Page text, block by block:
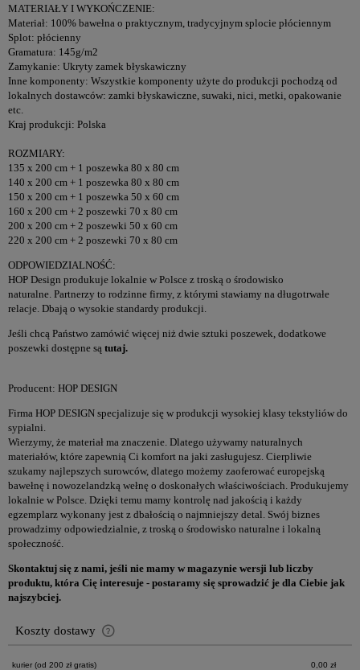
MATERIAŁY I WYKOŃCZENIE:
Materiał: 100% bawełna o praktycznym, tradycyjnym splocie płóciennym
Splot: płócienny
Gramatura: 145g/m2
Zamykanie: Ukryty zamek błyskawiczny
Inne komponenty: Wszystkie komponenty użyte do produkcji pochodzą od
lokalnych dostawców: zamki błyskawiczne, suwaki, nici, metki, opakowanie
etc.
Kraj produkcji: Polska
ROZMIARY:
135 x 200 cm + 1 poszewka 80 x 80 cm
140 x 200 cm + 1 poszewka 80 x 80 cm
150 x 200 cm + 1 poszewka 50 x 60 cm
160 x 200 cm + 2 poszewki 70 x 80 cm
200 x 200 cm + 2 poszewki 50 x 60 cm
220 x 200 cm + 2 poszewki 70 x 80 cm
ODPOWIEDZIALNOŚĆ:
HOP Design produkuje lokalnie w Polsce z troską o środowisko
naturalne. Partnerzy to rodzinne firmy, z którymi stawiamy na długotrwałe
relacje. Dbają o wysokie standardy produkcji.
Jeśli chcą Państwo zamówić więcej niż dwie sztuki poszewek, dodatkowe
poszewki dostępne są tutaj.
Producent: HOP DESIGN
Firma HOP DESIGN specjalizuje się w produkcji wysokiej klasy tekstyliów do
sypialni.
Wierzymy, że materiał ma znaczenie. Dlatego używamy naturalnych
materiałów, które zapewnią Ci komfort na jaki zasługujesz. Cierpliwie
szukamy najlepszych surowców, dlatego możemy zaoferować europejską
bawełnę i nowozelandzką wełnę o doskonałych właściwościach. Produkujemy
lokalnie w Polsce. Dzięki temu mamy kontrolę nad jakością i każdy
egzemplarz wykonany jest z dbałością o najmniejszy detal. Swój biznes
prowadzimy odpowiedzialnie, z troską o środowisko naturalne i lokalną
społeczność.
Skontaktuj się z nami, jeśli nie mamy w magazynie wersji lub liczby
produktu, która Cię interesuje - postaramy się sprowadzić je dla Ciebie jak
najszybciej.
Koszty dostawy
Cena nie zawiera ewentualnych kosztów płatności
kurier (od 200 zł gratis) 0,00 zł